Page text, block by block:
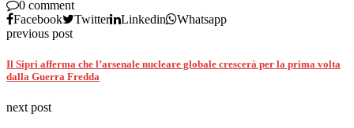
0 comment
Facebook
Twitter Linkedin
Whatsapp
previous post
Il Sipri afferma che l’arsenale nucleare globale crescerà per la prima volta
dalla Guerra Fredda
next post